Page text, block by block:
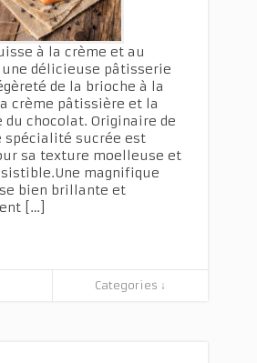
à la crème et au
délicieuse pâtisserie
de la brioche à la
crème pâtissière et la
du chocolat. Originaire de
spécialité sucrée est
sa texture moelleuse et
magnifique
bien brillante et
[…]
Categories ↓